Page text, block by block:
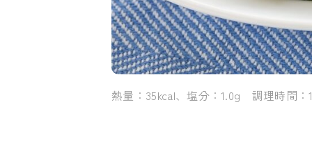
熱量：35kcal、塩分：1.0g 調理時間：